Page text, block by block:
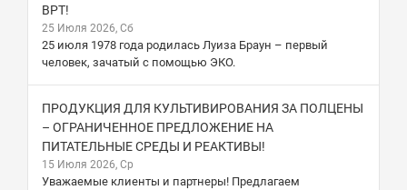
ВРТ!
25 Июля 2026, Сб
25 июля 1978 года родилась Луиза Браун – первый
человек, зачатый с помощью ЭКО.
ПРОДУКЦИЯ ДЛЯ КУЛЬТИВИРОВАНИЯ ЗА ПОЛЦЕНЫ
– ОГРАНИЧЕННОЕ ПРЕДЛОЖЕНИЕ НА
ПИТАТЕЛЬНЫЕ СРЕДЫ И РЕАКТИВЫ!
15 Июля 2026, Ср
Уважаемые клиенты и партнеры! Предлагаем